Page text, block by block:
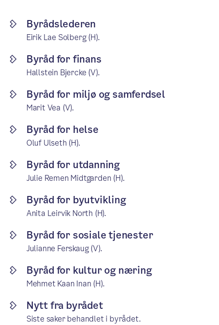
Byrådslederen
Eirik Lae Solberg (H).
Byråd for finans
Hallstein Bjercke (V).
Byråd for miljø og samferdsel
Marit Vea (V).
Byråd for helse
Oluf Ulseth (H).
Byråd for utdanning
Julie Remen Midtgarden (H).
Byråd for byutvikling
Anita Leirvik North (H).
Byråd for sosiale tjenester
Julianne Ferskaug (V).
Byråd for kultur og næring
Mehmet Kaan Inan (H).
Nytt fra byrådet
Siste saker behandlet i byrådet.